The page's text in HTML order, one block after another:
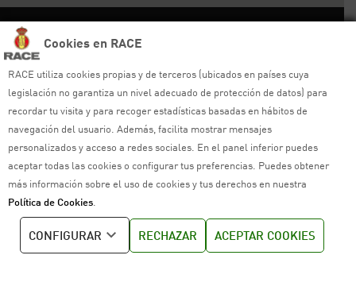
Cookies en RACE
RACE utiliza cookies propias y de terceros (ubicados en países cuya
legislación no garantiza un nivel adecuado de protección de datos) para
recordar tu visita y para recoger estadísticas basadas en hábitos de
navegación del usuario. Además, facilita mostrar mensajes
personalizados y acceso a redes sociales. En el panel inferior puedes
aceptar todas las cookies o configurar tus preferencias. Puedes obtener
más información sobre el uso de cookies y tus derechos en nuestra
Política de Cookies
CONFIGURAR RECHAZAR ACEPTAR COOKIES
© RACE
Ayuda y sitemap
Aviso legal
Política de privacidad
Política de venta